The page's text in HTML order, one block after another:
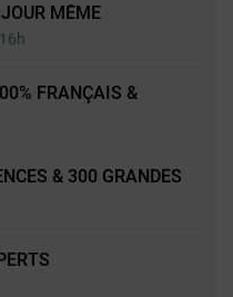
MÊME
FRANÇAIS &
& 300 GRANDES